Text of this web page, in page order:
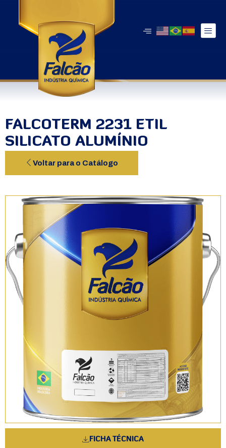
FALCOTERM 2231 ETIL
SILICATO ALUMÍNIO
Voltar para o Catálogo
FICHA TÉCNICA